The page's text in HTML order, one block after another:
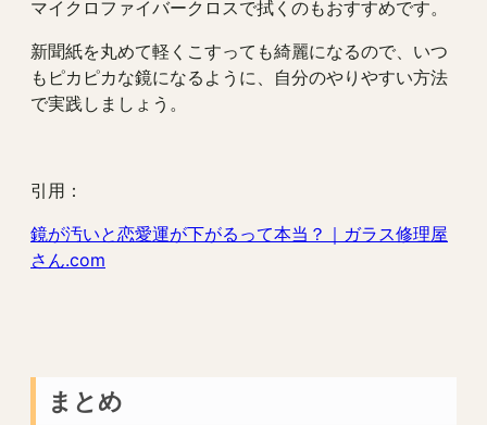
マイクロファイバークロスで拭くのもおすすめです。
新聞紙を丸めて軽くこすっても綺麗になるので、いつ
もピカピカな鏡になるように、自分のやりやすい方法
で実践しましょう。
引用：
鏡が汚いと恋愛運が下がるって本当？｜ガラス修理屋
さん.com
まとめ